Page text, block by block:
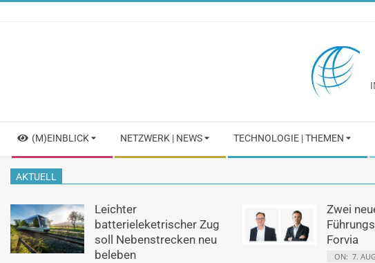
Navigation
Menu
(M)EINBLICK NETZWERK | NEWS TECHNOLOGIE | THEMEN
AKTUELL
Leichter
batterieleketrischer Zug
soll Nebenstrecken neu
beleben
Zwei
Forvia
ON: 7.